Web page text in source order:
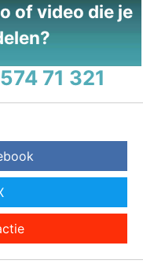
of video die je
71 321